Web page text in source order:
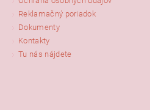
Reklamačný poriadok
Dokumenty
Kontakty
Tu nás nájdete